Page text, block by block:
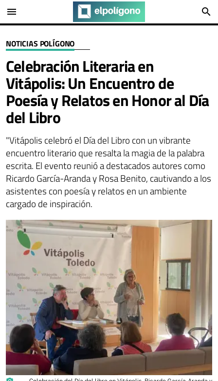
menu search
NOTICIAS POLÍGONO
Celebración Literaria en
Vitápolis: Un Encuentro de
Poesía y Relatos en Honor al Día
del Libro
"Vitápolis celebró el Día del Libro con un vibrante
encuentro literario que resalta la magia de la palabra
escrita. El evento reunió a destacados autores como
Ricardo García-Aranda y Rosa Benito, cautivando a los
asistentes con poesía y relatos en un ambiente
cargado de inspiración.